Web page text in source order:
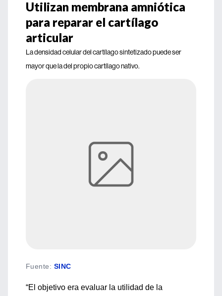
Utilizan membrana amniótica
para reparar el cartílago
articular
La densidad celular del cartílago sintetizado puede ser
mayor que la del propio cartílago nativo.
Fuente: SINC
“El objetivo era evaluar la utilidad de la